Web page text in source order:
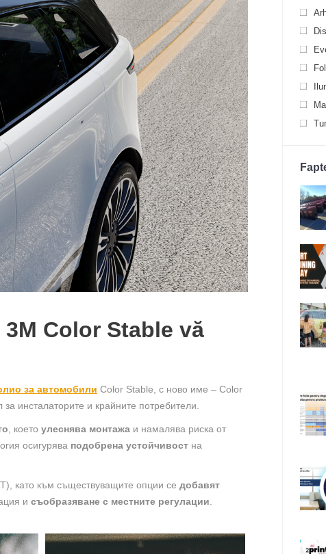
Color Stable vă
за автомобили Color Stable, с ново име – Color
инсталаторите и крайните потребители.
, което улеснява монтажа и намалява риска от
осигурява подобрена устойчивост на
като към съществуващите опции се добавят
и съобразяване с местните регулации